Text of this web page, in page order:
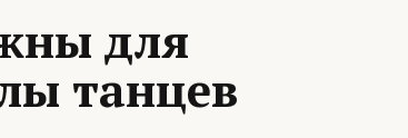
для
танцев